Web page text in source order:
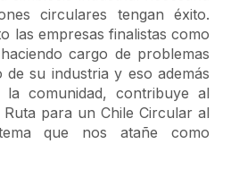
circulares tengan éxito.
las empresas finalistas como
cargo de problemas
su industria y eso además
comunidad, contribuye al
para un Chile Circular al
que nos atañe como